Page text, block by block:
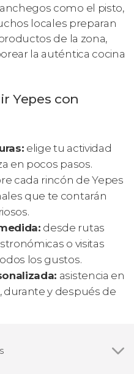
como el pisto,
locales preparan
de la zona,
la auténtica cocina
Yepes con
elige tu actividad
en pocos pasos.
cada rincón de Yepes
que te contarán
desde rutas
o visitas
los gustos.
asistencia en
durante y después de